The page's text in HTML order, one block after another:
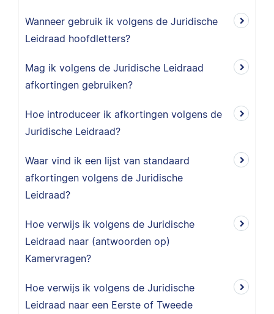
Wanneer gebruik ik volgens de Juridische
Leidraad hoofdletters?
Mag ik volgens de Juridische Leidraad
afkortingen gebruiken?
Hoe introduceer ik afkortingen volgens de
Juridische Leidraad?
Waar vind ik een lijst van standaard
afkortingen volgens de Juridische
Leidraad?
Hoe verwijs ik volgens de Juridische
Leidraad naar (antwoorden op)
Kamervragen?
Hoe verwijs ik volgens de Juridische
Leidraad naar een Eerste of Tweede